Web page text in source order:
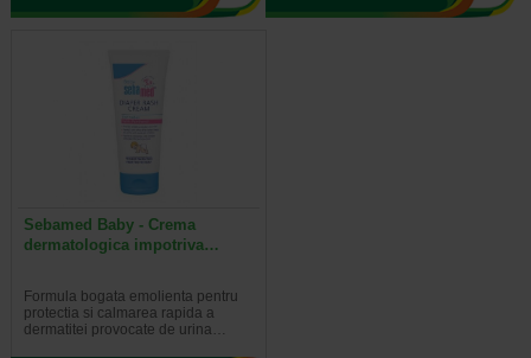
Sebamed Baby - Crema
dermatologica impotriva…
Formula bogata emolienta pentru
protectia si calmarea rapida a
dermatitei provocate de urina…